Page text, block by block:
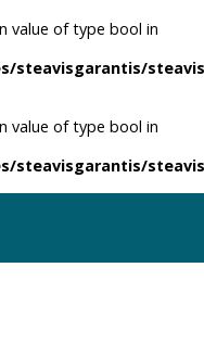
value of type bool in
steavisgarantis/
value of type bool in
steavisgarantis/